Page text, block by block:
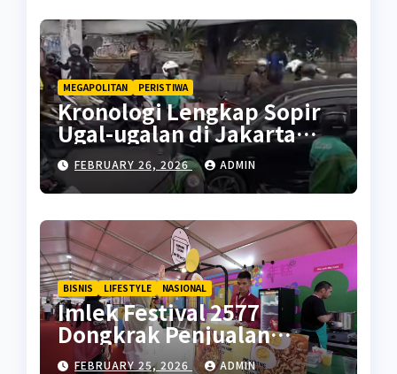
MEGAPOLITAN PERISTIWA
Kronologi Lengkap Sopir
Ugal-ugalan di Jakarta
Pusat
FEBRUARY 26, 2026 ADMIN
BISNIS LIFESTYLE NASIONAL
Imlek Festival 2577
Dongkrak Penjualan
UMKM di Ramadan
FEBRUARY 25, 2026 ADMIN